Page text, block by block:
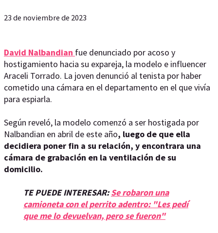
23 de noviembre de 2023
David Nalbandian fue denunciado por acoso y
hostigamiento hacia su expareja, la modelo e influencer
Araceli Torrado. La joven denunció al tenista por haber
cometido una cámara en el departamento en el que vivía
para espiarla.
Según reveló, la modelo comenzó a ser hostigada por
Nalbandian en abril de este año, luego de que ella
decidiera poner fin a su relación, y encontrara una
cámara de grabación en la ventilación de su
domicilio.
TE PUEDE INTERESAR:Se robaron una
camioneta con el perrito adentro: "Les pedí
que me lo devuelvan, pero se fueron"